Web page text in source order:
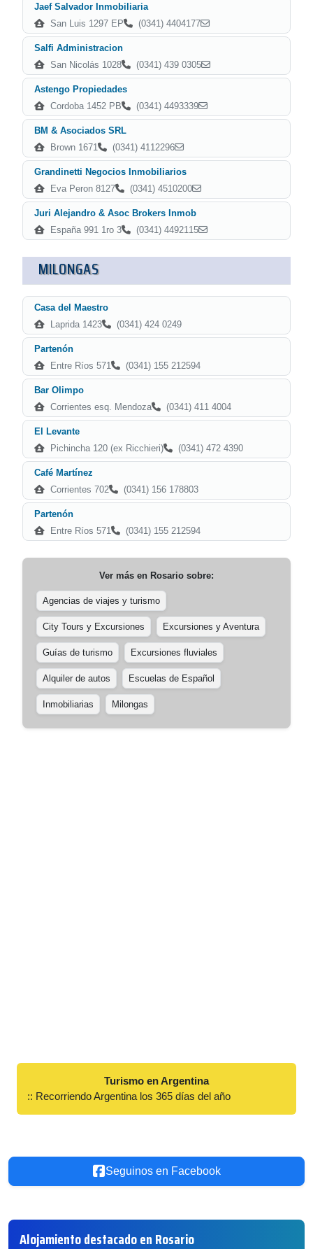
Jaef Salvador Inmobiliaria
San Luis 1297 EP
(0341) 4404177
Salfi Administracion
San Nicolás 1028
(0341) 439 0305
Astengo Propiedades
Cordoba 1452 PB
(0341) 4493339
BM & Asociados SRL
Brown 1671
(0341) 4112296
Grandinetti Negocios Inmobiliarios
Eva Peron 8127
(0341) 4510200
Juri Alejandro & Asoc Brokers Inmob
España 991 1ro 3
(0341) 4492115
MILONGAS
Casa del Maestro
Laprida 1423
(0341) 424 0249
Partenón
Entre Ríos 571
(0341) 155 212594
Bar Olimpo
Corrientes esq. Mendoza
(0341) 411 4004
El Levante
Pichincha 120 (ex Ricchieri)
(0341) 472 4390
Café Martínez
Corrientes 702
(0341) 156 178803
Partenón
Entre Ríos 571
(0341) 155 212594
Ver más en Rosario sobre:
Agencias de viajes y turismo
City Tours y Excursiones Excursiones y Aventura
Guías de turismo Excursiones fluviales
Alquiler de autos Escuelas de Español
Inmobiliarias Milongas
Turismo en Argentina
:: Recorriendo Argentina los 365 días del año
Seguinos en Facebook
Alojamiento destacado en Rosario